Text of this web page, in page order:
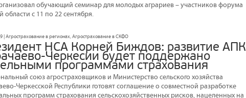
обучающий семинар для молодых аграриев – участников форума
области с 11 по 22 сентября.
| Агрострахование в регионах, Агрострахование в СКФО
НСА Корней Биждов: развитие АПК
Черкесии будет поддержано
программами страхования
союз агростраховщиков и Министерство сельского хозяйства
Черкесской Республики готовят соглашение о совместной разработке
программ страхования сельскохозяйственных рисков, нацеленных на